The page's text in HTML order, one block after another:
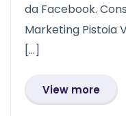
da Facebook.
Marketing Pistoia
[…]
View more